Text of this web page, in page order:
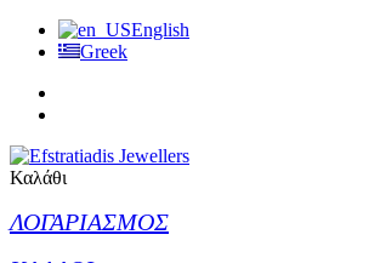
English
Greek
Καλάθι
ΛΟΓΑΡΙΑΣΜΟΣ